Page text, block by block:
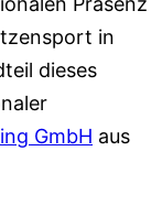
in
dieses
GmbH aus